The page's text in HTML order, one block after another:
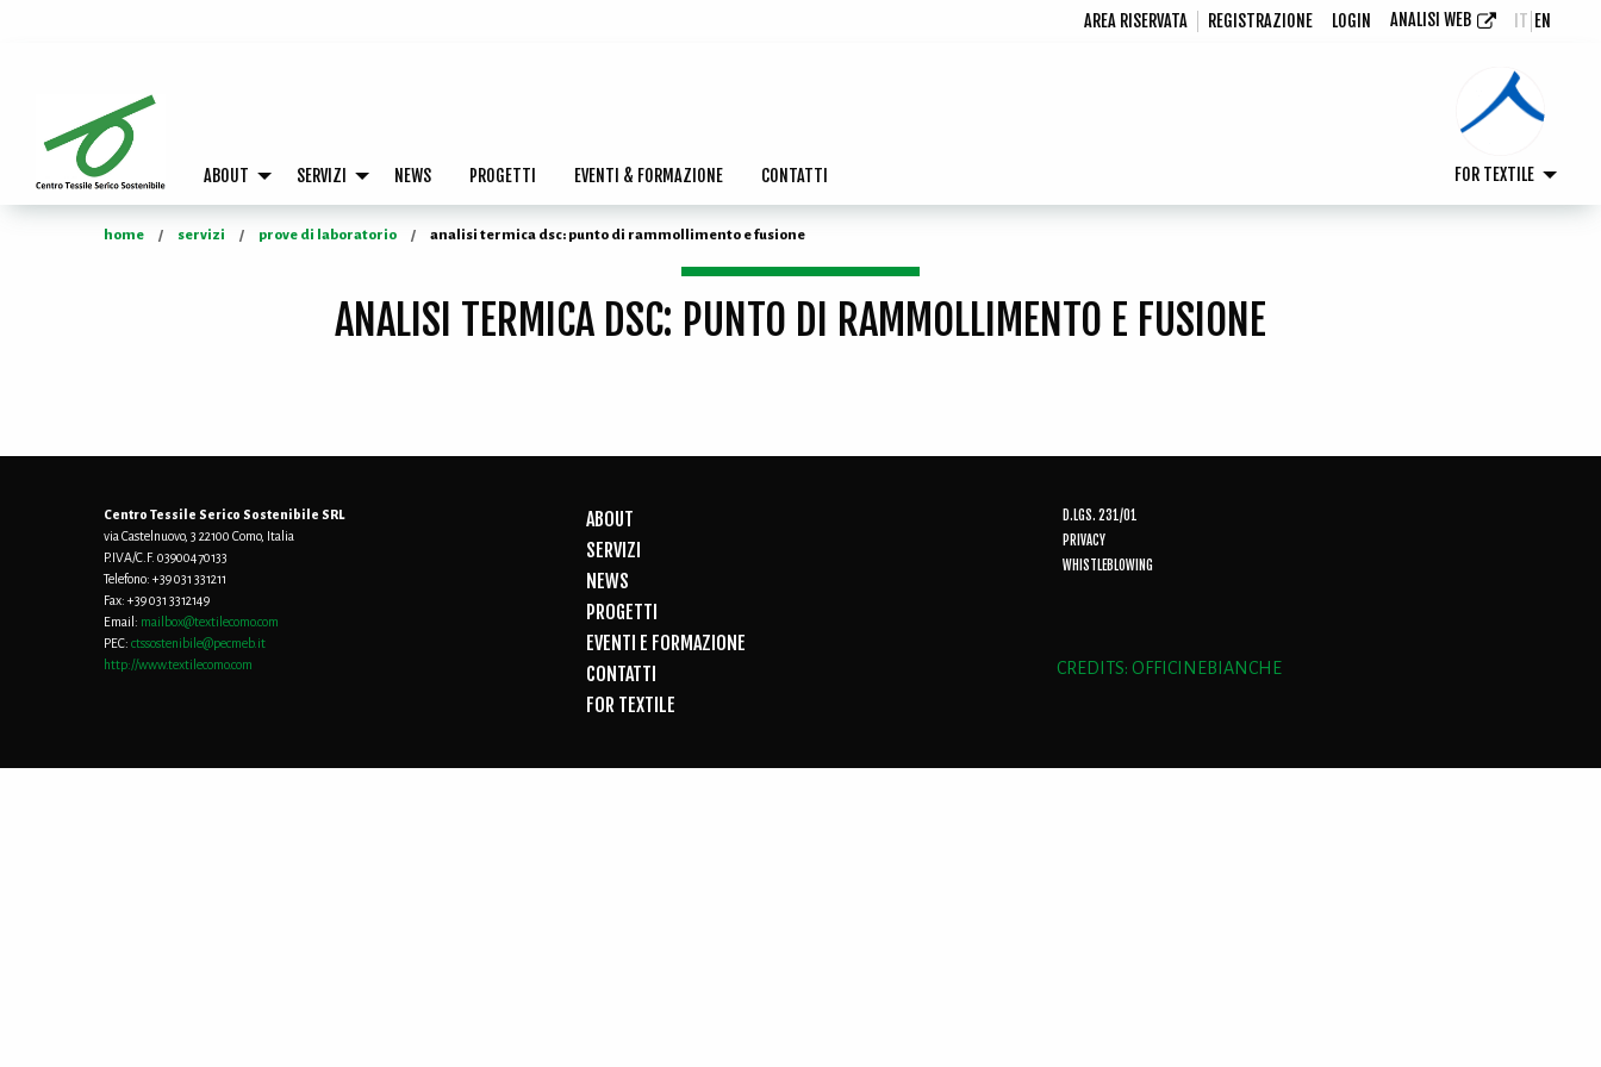
AREA RISERVATA REGISTRAZIONE LOGIN ANALISI WEB IT EN
ABOUT SERVIZI NEWS PROGETTI EVENTI & FORMAZIONE CONTATTI FOR TEXTILE
home servizi prove di laboratorio analisi termica dsc: punto di rammollimento e fusione
ANALISI TERMICA DSC: PUNTO DI RAMMOLLIMENTO E FUSIONE
Centro Tessile Serico Sostenibile SRL
via Castelnuovo, 3 22100 Como, Italia
P.IVA/C.F. 03900470133
Telefono: +39 031 331211
Fax: +39 031 3312149
Email: mailbox@textilecomo.com
PEC: ctssostenibile@pecmeb.it
http://www.textilecomo.com
ABOUT
SERVIZI
NEWS
PROGETTI
EVENTI E FORMAZIONE
CONTATTI
FOR TEXTILE
D.LGS. 231/01
PRIVACY
WHISTLEBLOWING
CREDITS: OFFICINEBIANCHE